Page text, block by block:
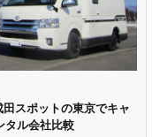
カード支払い可
ファミリー向き
スポットの東京でキャ
タル会社比較